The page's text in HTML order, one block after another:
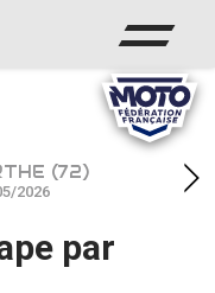
(72)
2026
par